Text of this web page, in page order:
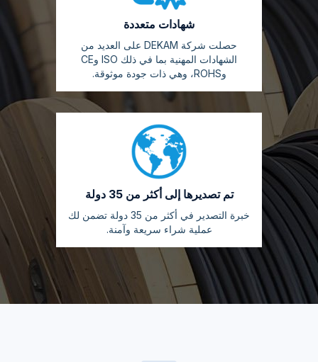
شهادات متعددة
حصلت شركة DEKAM على العديد من
الشهادات المهنية بما في ذلك ISO وCE
وROHS، وهي ذات جودة موثوقة.
تم تصديرها إلى أكثر من 35 دولة
خبرة التصدير في أكثر من 35 دولة تضمن لك
عملية شراء سريعة وآمنة.